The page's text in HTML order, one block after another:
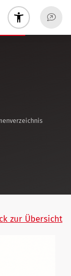
zur Übersicht